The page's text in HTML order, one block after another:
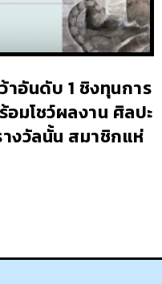
อันดับ 1 ชิงทุนการ
มโชว์ผลงาน ศิลปะ
งวัลนั้น สมาชิกแห่